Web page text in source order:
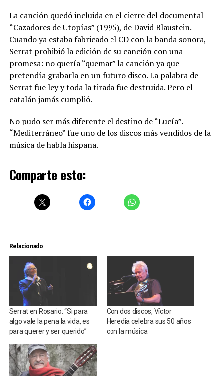
La canción quedó incluida en el cierre del documental
“Cazadores de Utopías” (1995), de David Blaustein.
Cuando ya estaba fabricado el CD con la banda sonora,
Serrat prohibió la edición de su canción con una
promesa: no quería “quemar” la canción ya que
pretendía grabarla en un futuro disco. La palabra de
Serrat fue ley y toda la tirada fue destruida. Pero el
catalán jamás cumplió.
No pudo ser más diferente el destino de “Lucía”.
“Mediterráneo” fue uno de los discos más vendidos de la
música de habla hispana.
Comparte esto:
Relacionado
Serrat en Rosario: “Si para
algo vale la pena la vida, es
para querer y ser querido”
Con dos discos, Víctor
Heredia celebra sus 50 años
con la música